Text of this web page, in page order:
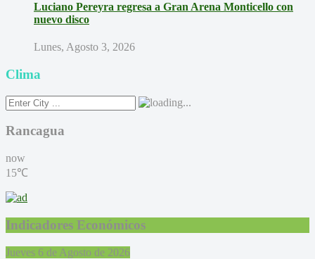
Luciano Pereyra regresa a Gran Arena Monticello con
nuevo disco
Lunes, Agosto 3, 2026
Clima
Rancagua
now
15℃
Indicadores Económicos
Jueves 6 de Agosto de 2026